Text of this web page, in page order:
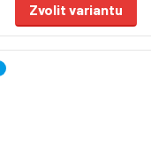
Zvolit variantu